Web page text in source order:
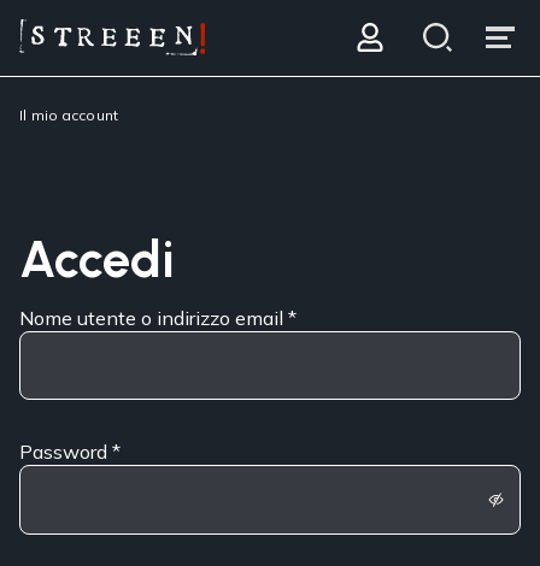
Il mio account
Accedi
Nome utente o indirizzo email*
Password*